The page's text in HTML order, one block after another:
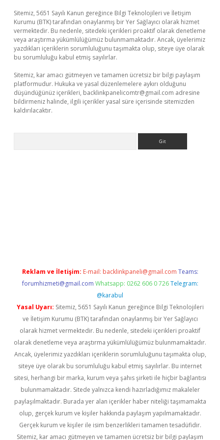
Sitemiz, 5651 Sayılı Kanun gereğince Bilgi Teknolojileri ve İletişim
Kurumu (BTK) tarafından onaylanmış bir Yer Sağlayıcı olarak hizmet
vermektedir. Bu nedenle, sitedeki içerikleri proaktif olarak denetleme
veya araştırma yükümlülüğümüz bulunmamaktadır. Ancak, üyelerimiz
yazdıkları içeriklerin sorumluluğunu taşımakta olup, siteye üye olarak
bu sorumluluğu kabul etmiş sayılırlar.
Sitemiz, kar amacı gütmeyen ve tamamen ücretsiz bir bilgi paylaşım
platformudur. Hukuka ve yasal düzenlemelere aykırı olduğunu
düşündüğünüz içerikleri, backlinkpanelicomtr@gmail.com adresine
bildirmeniz halinde, ilgili içerikler yasal süre içerisinde sitemizden
kaldırılacaktır.
Reklam ve İletişim: E-mail: backlinkpaneli@gmail.com Teams:
forumhizmeti@gmail.com Whatsapp: 0262 606 0 726 Telegram:
@karabul
Yasal Uyarı: Sitemiz, 5651 Sayılı Kanun gereğince Bilgi Teknolojileri
ve İletişim Kurumu (BTK) tarafından onaylanmış bir Yer Sağlayıcı
olarak hizmet vermektedir. Bu nedenle, sitedeki içerikleri proaktif
olarak denetleme veya araştırma yükümlülüğümüz bulunmamaktadır.
Ancak, üyelerimiz yazdıkları içeriklerin sorumluluğunu taşımakta olup,
siteye üye olarak bu sorumluluğu kabul etmiş sayılırlar. Bu internet
sitesi, herhangi bir marka, kurum veya şahıs şirketi ile hiçbir bağlantısı
bulunmamaktadır. Sitede yalnızca kendi hazırladığımız makaleler
paylaşılmaktadır. Burada yer alan içerikler haber niteliği taşımamakta
olup, gerçek kurum ve kişiler hakkında paylaşım yapılmamaktadır.
Gerçek kurum ve kişiler ile isim benzerlikleri tamamen tesadüfidir.
Sitemiz, kar amacı gütmeyen ve tamamen ücretsiz bir bilgi paylaşım